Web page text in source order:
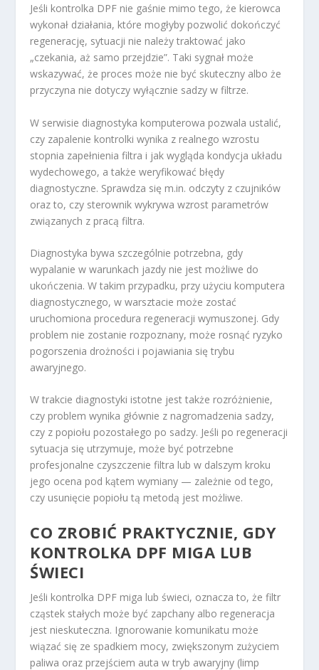
Jeśli kontrolka DPF nie gaśnie mimo tego, że kierowca
wykonał działania, które mogłyby pozwolić dokończyć
regenerację, sytuacji nie należy traktować jako
„czekania, aż samo przejdzie”. Taki sygnał może
wskazywać, że proces może nie być skuteczny albo że
przyczyna nie dotyczy wyłącznie sadzy w filtrze.
W serwisie diagnostyka komputerowa pozwala ustalić,
czy zapalenie kontrolki wynika z realnego wzrostu
stopnia zapełnienia filtra i jak wygląda kondycja układu
wydechowego, a także weryfikować błędy
diagnostyczne. Sprawdza się m.in. odczyty z czujników
oraz to, czy sterownik wykrywa wzrost parametrów
związanych z pracą filtra.
Diagnostyka bywa szczególnie potrzebna, gdy
wypalanie w warunkach jazdy nie jest możliwe do
ukończenia. W takim przypadku, przy użyciu komputera
diagnostycznego, w warsztacie może zostać
uruchomiona procedura regeneracji wymuszonej. Gdy
problem nie zostanie rozpoznany, może rosnąć ryzyko
pogorszenia drożności i pojawiania się trybu
awaryjnego.
W trakcie diagnostyki istotne jest także rozróżnienie,
czy problem wynika głównie z nagromadzenia sadzy,
czy z popiołu pozostałego po sadzy. Jeśli po regeneracji
sytuacja się utrzymuje, może być potrzebne
profesjonalne czyszczenie filtra lub w dalszym kroku
jego ocena pod kątem wymiany — zależnie od tego,
czy usunięcie popiołu tą metodą jest możliwe.
CO ZROBIĆ PRAKTYCZNIE, GDY
KONTROLKA DPF MIGA LUB
ŚWIECI
Jeśli kontrolka DPF miga lub świeci, oznacza to, że filtr
cząstek stałych może być zapchany albo regeneracja
jest nieskuteczna. Ignorowanie komunikatu może
wiązać się ze spadkiem mocy, zwiększonym zużyciem
paliwa oraz przejściem auta w tryb awaryjny (limp